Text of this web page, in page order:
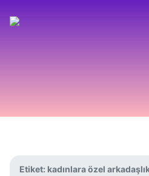
Etiket: kadınlara özel